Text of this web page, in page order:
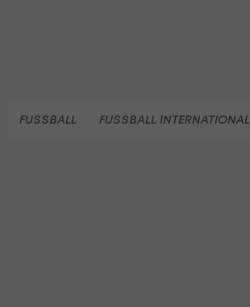
FUSSBALL FUSSBALL INTERNATIONAL